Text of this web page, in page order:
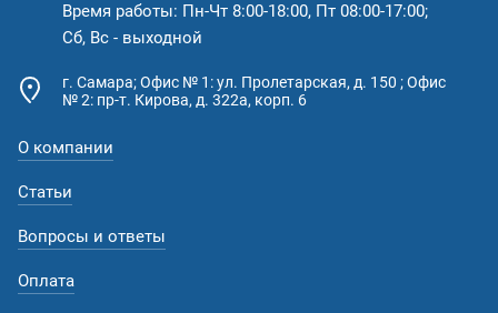
Время работы: Пн-Чт 8:00-18:00, Пт 08:00-17:00;
Сб, Вс - выходной
г. Самара; Офис № 1: ул. Пролетарская, д. 150 ; Офис
№ 2: пр-т. Кирова, д. 322а, корп. 6
О компании
Статьи
Вопросы и ответы
Оплата